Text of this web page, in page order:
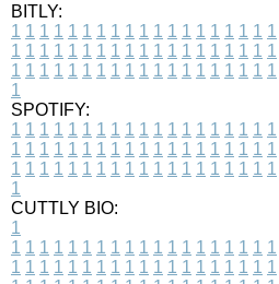
BITLY:
1 1 1 1 1 1 1 1 1 1 1 1 1 1 1 1 1 1 1
1 1 1 1 1 1 1 1 1 1 1 1 1 1 1 1 1 1 1
1 1 1 1 1 1 1 1 1 1 1 1 1 1 1 1 1 1 1
1
SPOTIFY:
1 1 1 1 1 1 1 1 1 1 1 1 1 1 1 1 1 1 1
1 1 1 1 1 1 1 1 1 1 1 1 1 1 1 1 1 1 1
1 1 1 1 1 1 1 1 1 1 1 1 1 1 1 1 1 1 1
1
CUTTLY BIO:
1
1 1 1 1 1 1 1 1 1 1 1 1 1 1 1 1 1 1 1
1 1 1 1 1 1 1 1 1 1 1 1 1 1 1 1 1 1 1